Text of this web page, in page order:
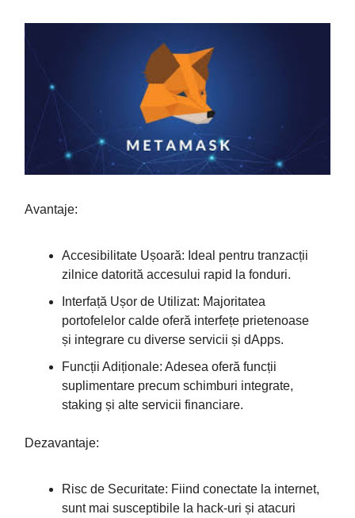
Avantaje:
Accesibilitate Ușoară: Ideal pentru tranzacții
zilnice datorită accesului rapid la fonduri.
Interfață Ușor de Utilizat: Majoritatea
portofelelor calde oferă interfețe prietenoase
și integrare cu diverse servicii și dApps.
Funcții Adiționale: Adesea oferă funcții
suplimentare precum schimburi integrate,
staking și alte servicii financiare.
Dezavantaje:
Risc de Securitate: Fiind conectate la internet,
sunt mai susceptibile la hack-uri și atacuri